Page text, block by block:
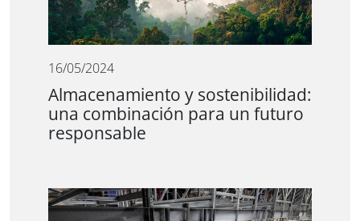
16/05/2024
Almacenamiento y sostenibilidad:
una combinación para un futuro
responsable